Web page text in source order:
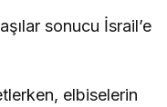
sonucu İsrail’e
elbiselerin